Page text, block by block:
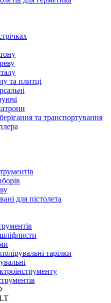
та плитці
та транспортування
для пістолета
тарілки